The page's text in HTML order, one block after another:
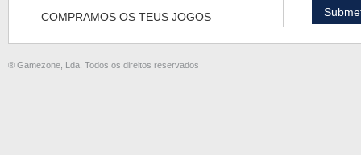
COMPRAMOS OS TEUS JOGOS
® Gamezone, Lda. Todos os direitos reservados